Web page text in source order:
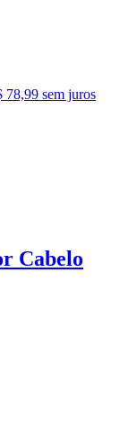
78,99 sem juros
Cabelo